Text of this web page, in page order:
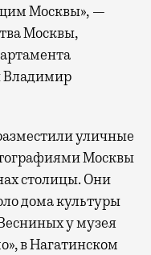
Москвы», —
Москвы,
Владимир
уличные
Москвы
столицы. Они
дома культуры
у музея
в Нагатинском